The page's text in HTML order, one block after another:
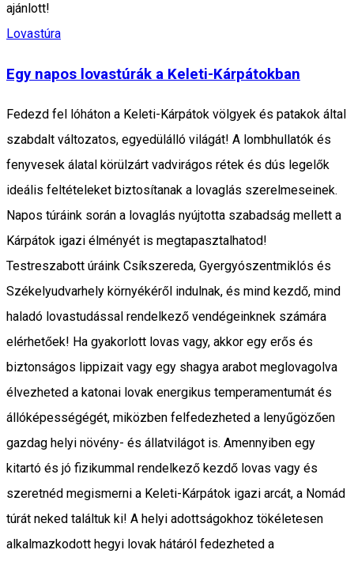
ajánlott!
Lovastúra
Egy napos lovastúrák a Keleti-Kárpátokban
Fedezd fel lóháton a Keleti-Kárpátok völgyek és patakok által
szabdalt változatos, egyedülálló világát! A lombhullatók és
fenyvesek álatal körülzárt vadvirágos rétek és dús legelők
ideális feltételeket biztosítanak a lovaglás szerelmeseinek.
Napos túráink során a lovaglás nyújtotta szabadság mellett a
Kárpátok igazi élményét is megtapasztalhatod!
Testreszabott úráink Csíkszereda, Gyergyószentmiklós és
Székelyudvarhely környékéről indulnak, és mind kezdő, mind
haladó lovastudással rendelkező vendégeinknek számára
elérhetőek! Ha gyakorlott lovas vagy, akkor egy erős és
biztonságos lippizait vagy egy shagya arabot meglovagolva
élvezheted a katonai lovak energikus temperamentumát és
állóképességégét, miközben felfedezheted a lenyűgözően
gazdag helyi növény- és állatvilágot is. Amennyiben egy
kitartó és jó fizikummal rendelkező kezdő lovas vagy és
szeretnéd megismerni a Keleti-Kárpátok igazi arcát, a Nomád
túrát neked találtuk ki! A helyi adottságokhoz tökéletesen
alkalmazkodott hegyi lovak hátáról fedezheted a